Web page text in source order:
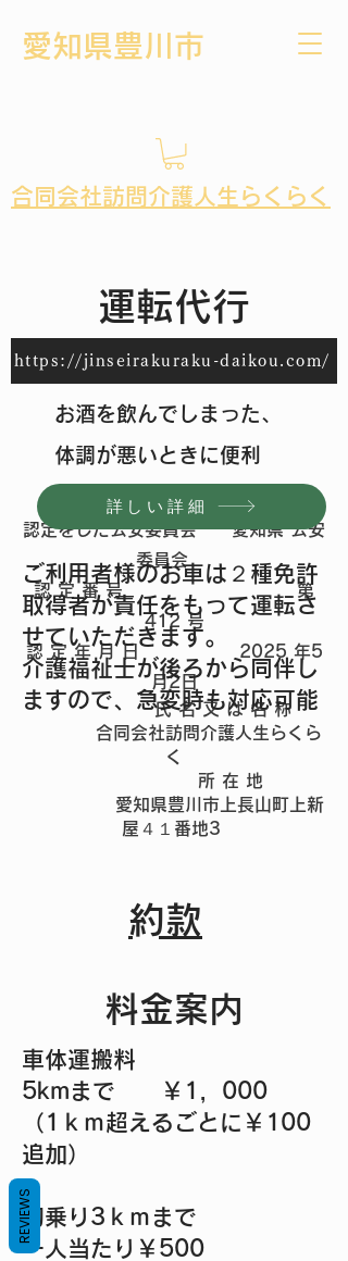
​愛知県豊川市
​合同会社訪問介護人生らくらく
​運転代行
https://jinseirakuraku-daikou.com/
​お酒を飲んでしまった、
体調が悪いときに便利
自動車運転代
認定をした公安委員会 愛知県 公安
委員会
認 定 番 号 第
412 号
認 定 年 月 日 2025 年5
月2日
氏 名 又 は 名 称
合同会社訪問介護人生らくら
く
所 在 地
愛知県豊川市上長山町上新
屋４１番地3
ご利用者様のお車は２種免許
取得者が責任をもって運転さ
せていただきます。
介護福祉士が後ろから同伴し
ますので、急変時も対応可能
詳しい詳細
​約款
​料金案内
車体運搬料
5kmまで ￥1，000
（1ｋｍ超えるごとに￥100
追加）
初乗り3ｋｍまで
一人当たり￥500
REVIEWS